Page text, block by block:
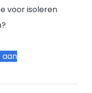
voor isoleren